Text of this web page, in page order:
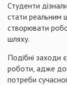
Студенти
стати реальним
створювати
шляху.
Подібні заходи
роботи, адже
потреби